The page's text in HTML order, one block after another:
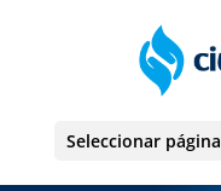
Seleccionar página